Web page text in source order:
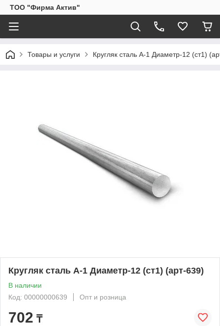
ТОО "Фирма Актив"
Товары и услуги Кругляк сталь А-1 Диаметр-12 (ст1)
Кругляк сталь А-1 Диаметр-12 (ст1) (арт-639)
В наличии
Код: 00000000639
Опт и розница
702 ₸